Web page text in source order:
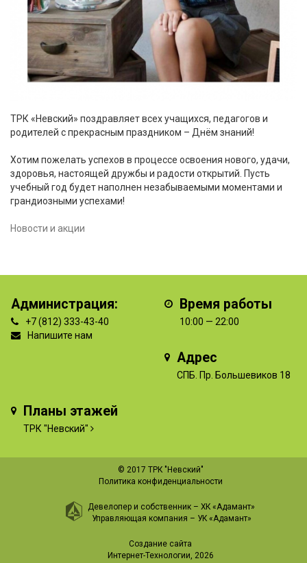
ТРК «Невский» поздравляет всех учащихся, педагогов и
родителей с прекрасным праздником – Днём знаний!
Хотим пожелать успехов в процессе освоения нового, удачи,
здоровья, настоящей дружбы и радости открытий. Пусть
учебный год будет наполнен незабываемыми моментами и
грандиозными успехами!
Новости и акции
Администрация:
+7 (812) 333-43-40
Напишите нам
Время работы
10:00 — 22:00
Адрес
СПБ. Пр. Большевиков 18
Планы этажей
ТРК "Невский"
© 2017 ТРК "Невский"
Политика конфиденциальности
Девелопер и собственник – ХК «Адамант»
Управляющая компания – УК «Адамант»
Создание сайта
Интернет-Технологии, 2026